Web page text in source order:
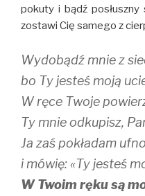
pokuty i bądź
zostawi Cię samego z
Wydobądź mnie z
bo Ty jesteś moją
W ręce Twoje
Ty mnie odkupisz,
Ja zaś pokładam
i mówię: «Ty jesteś
W Twoim ręku są